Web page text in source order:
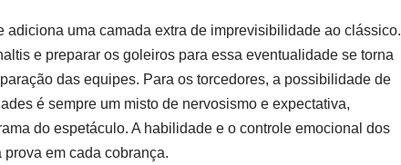
adiciona uma camada extra de imprevisibilidade ao clássico.
e preparar os goleiros para essa eventualidade se torna
das equipes. Para os torcedores, a possibilidade de
é sempre um misto de nervosismo e expectativa,
do espetáculo. A habilidade e o controle emocional dos
em cada cobrança.